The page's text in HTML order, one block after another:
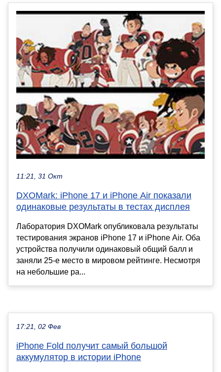
11:21, 31 Окт
DXOMark: iPhone 17 и iPhone Air показали
одинаковые результаты в тестах дисплея
Лаборатория DXOMark опубликовала результаты
тестирования экранов iPhone 17 и iPhone Air. Оба
устройства получили одинаковый общий балл и
заняли 25-е место в мировом рейтинге. Несмотря
на небольшие ра...
17:21, 02 Фев
iPhone Fold получит самый большой
аккумулятор в истории iPhone